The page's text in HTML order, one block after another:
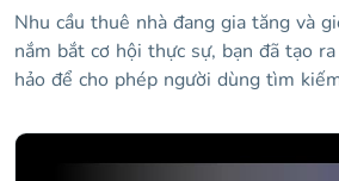
Nhu cầu thuê nhà đang gia tăng và
nắm bắt cơ hội thực sự, bạn đã tạo
hảo để cho phép người dùng tìm
doanh mới nhất của Slidesgo là mẫu
cần cho một bản trình bày quảng